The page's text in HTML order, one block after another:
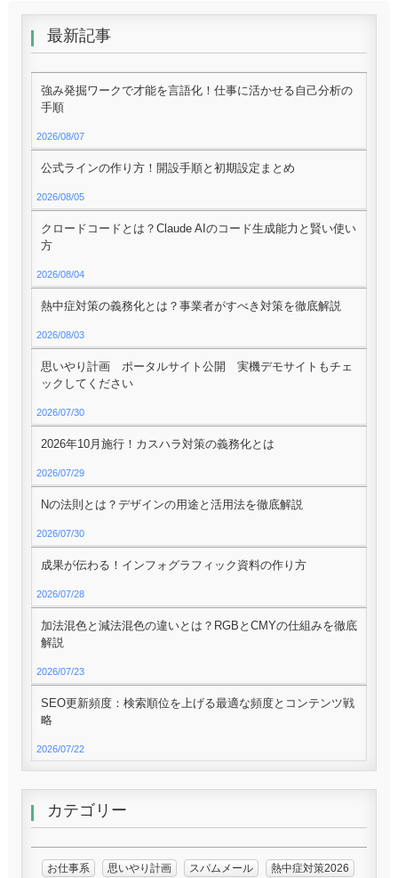
最新記事
強み発掘ワークで才能を言語化！仕事に活かせる自己分析の
手順
2026/08/07
公式ラインの作り方！開設手順と初期設定まとめ
2026/08/05
クロードコードとは？Claude AIのコード生成能力と賢い使い
方
2026/08/04
熱中症対策の義務化とは？事業者がすべき対策を徹底解説
2026/08/03
思いやり計画 ポータルサイト公開 実機デモサイトもチェ
ックしてください
2026/07/30
2026年10月施行！カスハラ対策の義務化とは
2026/07/29
Nの法則とは？デザインの用途と活用法を徹底解説
2026/07/30
成果が伝わる！インフォグラフィック資料の作り方
2026/07/28
加法混色と減法混色の違いとは？RGBとCMYの仕組みを徹底
解説
2026/07/23
SEO更新頻度：検索順位を上げる最適な頻度とコンテンツ戦
略
2026/07/22
カテゴリー
お仕事系 思いやり計画 スパムメール
熱中症対策2026